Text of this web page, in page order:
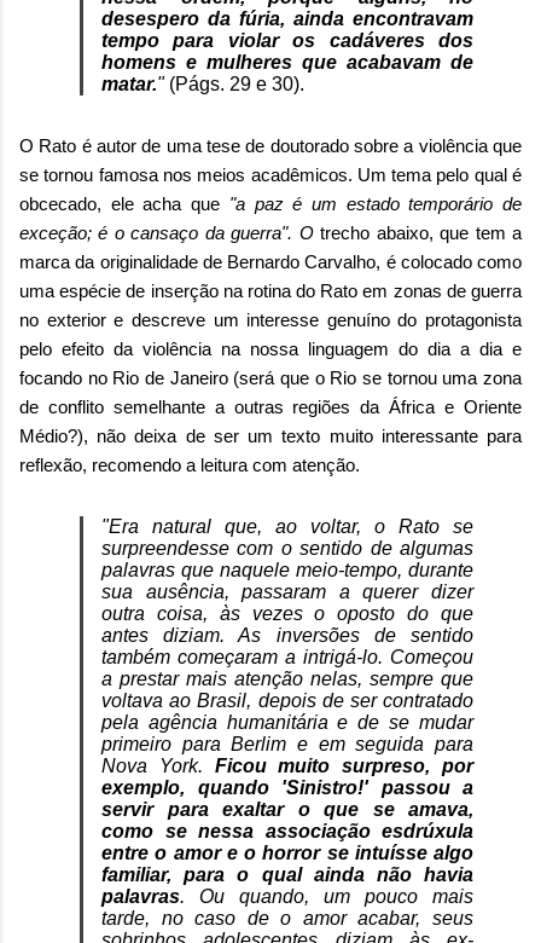
desespero da fúria, ainda encontravam
tempo para violar os cadáveres dos
homens e mulheres que acabavam de
matar." (Págs. 29 e 30).
O Rato é autor de uma tese de doutorado sobre a violência que
se tornou famosa nos meios acadêmicos. Um tema pelo qual é
obcecado, ele acha que "a paz é um estado temporário de
exceção; é o cansaço da guerra". Otrecho abaixo, que tem a
marca da originalidade de Bernardo Carvalho, é colocado como
uma espécie de inserção na rotina do Rato em zonas de guerra
no exterior e descreve um interesse genuíno do protagonista
pelo efeito da violência na nossa linguagem do dia a dia e
focando no Rio de Janeiro (será que o Rio se tornou uma zona
de conflito semelhante a outras regiões da África e Oriente
Médio?), não deixa de ser um texto muito interessante para
reflexão, recomendo a leitura com atenção.
"Era natural que, ao voltar, o Rato se
surpreendesse com o sentido de algumas
palavras que naquele meio-tempo, durante
sua ausência, passaram a querer dizer
outra coisa, às vezes o oposto do que
antes diziam. As inversões de sentido
também começaram a intrigá-lo. Começou
a prestar mais atenção nelas, sempre que
voltava ao Brasil, depois de ser contratado
pela agência humanitária e de se mudar
primeiro para Berlim e em seguida para
Nova York. Ficou muito surpreso, por
exemplo, quando 'Sinistro!' passou a
servir para exaltar o que se amava,
como se nessa associação esdrúxula
entre o amor e o horror se intuísse algo
familiar, para o qual ainda não havia
palavras. Ou quando, um pouco mais
tarde, no caso de o amor acabar, seus